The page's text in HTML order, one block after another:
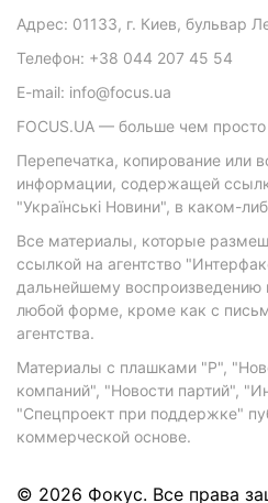
Адрес: 01133, г. Киев, бульвар
Телефон: +38 044 207 45 54
E-mail: info@focus.ua
FOCUS.UA — больше чем просто
Перепечатка, копирование или
информации, содержащей
"Українські Новини", в каком-
Все материалы, которые
ссылкой на агентство
дальнейшему воспроизведению
любой форме, кроме как с
агентства.
Материалы с плашками "Р",
компаний", "Новости партий",
"Спецпроект при поддержке"
коммерческой основе.
© 2026 Фокус. Все права